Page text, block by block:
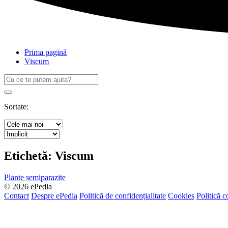
Prima pagină
Viscum
Caută
după:
Search
Sortate:
Etichetă: Viscum
Plante semiparazite
© 2026 ePedia
Contact Despre ePedia Politică de confidențialitate Cookies Politică